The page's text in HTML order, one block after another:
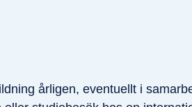
årligen, eventuellt i